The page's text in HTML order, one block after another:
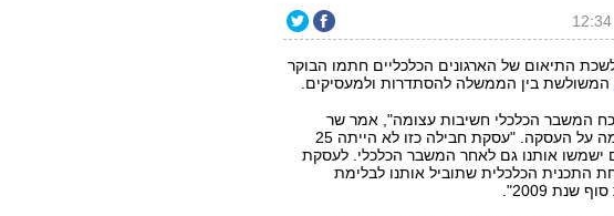
התיאום של הארגונים הכלכליים חתמו הבוקר
המשולשת בין הממשלה להסתדרות ולמעסיקים.
המשבר הכלכלי חשיבות עצומה", אמר שר
האוצר, יובל שטייניץ לאחר החתימה על העסקה. "עסקת חבילה כזו לא הייתה 25
ישמשו אותנו גם לאחר המשבר הכלכלי. לעסקת
התכנית הכלכלית שתוביל אותנו לבלימת
2009".